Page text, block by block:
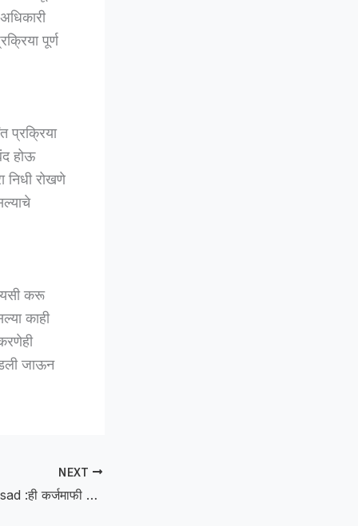
पूर्ण
प्रक्रिया
होऊ
निधी रोखणे
करू
काही
जाऊन
NEXT
Baliraja Nyay Sansad :ही कर्जमाफी नाही, कर्ज वसुली योजना!”; बळीराजा न्याय संसदेत सरकारवर शेतकऱ्यांचा घणाघात